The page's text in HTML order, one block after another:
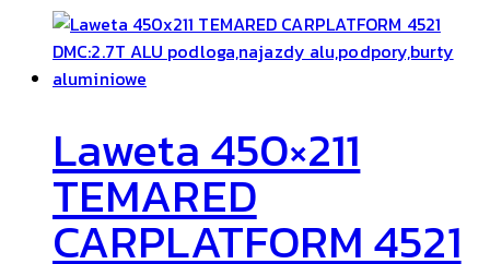
Laweta 450×211
TEMARED
CARPLATFORM 4521